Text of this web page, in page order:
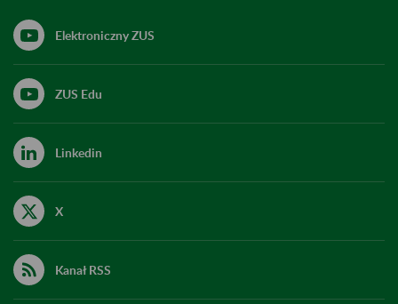
Elektroniczny ZUS
ZUS Edu
Linkedin
X
Kanał RSS